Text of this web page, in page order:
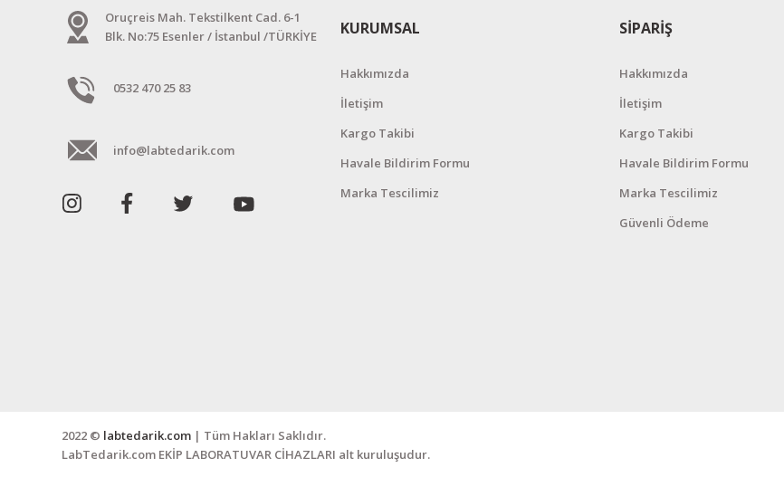
Oruçreis Mah. Tekstilkent Cad. 6-1
Blk. No:75 Esenler / İstanbul /TÜRKİYE
0532 470 25 83
info@labtedarik.com
KURUMSAL
Hakkımızda
İletişim
Kargo Takibi
Havale Bildirim Formu
Marka Tescilimiz
SİPARİŞ
Hakkımızda
İletişim
Kargo Takibi
Havale Bildirim Formu
Marka Tescilimiz
Güvenli Ödeme
2022 © labtedarik.com | Tüm Hakları Saklıdır.
LabTedarik.com EKİP LABORATUVAR CİHAZLARI alt kuruluşudur.